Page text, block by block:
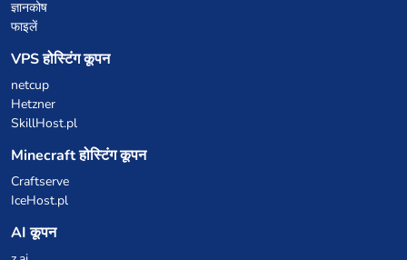
ज्ञानकोष
फाइलें
VPS होस्टिंग कूपन
netcup
Hetzner
SkillHost.pl
Minecraft होस्टिंग कूपन
Craftserve
IceHost.pl
AI कूपन